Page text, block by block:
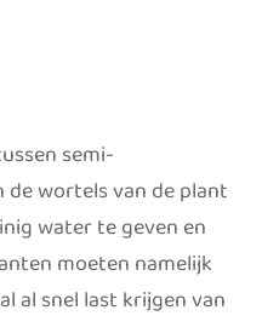
semi-
wortels van de plant
water te geven en
moeten namelijk
al snel last krijgen van